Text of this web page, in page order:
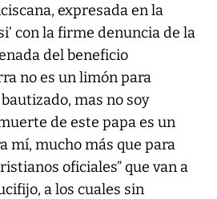
expresada en la
con la firme denuncia de la
del beneficio
no es un limón para
mas no soy
de este papa es un
mí, mucho más que para
oficiales” que van a
a los cuales sin